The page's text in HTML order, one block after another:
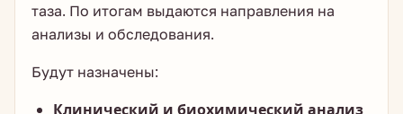
таза. По итогам выдаются направления на
анализы и обследования.
Будут назначены:
Клинический и биохимический анализ